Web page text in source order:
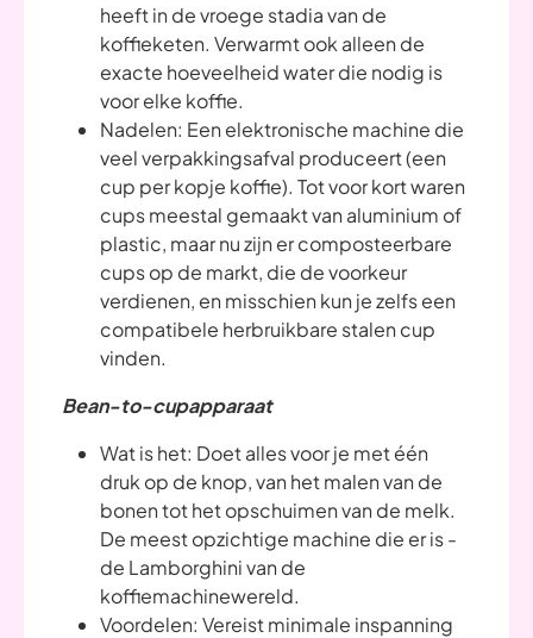
heeft in de vroege stadia van de
koffieketen. Verwarmt ook alleen de
exacte hoeveelheid water die nodig is
voor elke koffie.
Nadelen: Een elektronische machine die
veel verpakkingsafval produceert (een
cup per kopje koffie). Tot voor kort waren
cups meestal gemaakt van aluminium of
plastic, maar nu zijn er composteerbare
cups op de markt, die de voorkeur
verdienen, en misschien kun je zelfs een
compatibele herbruikbare stalen cup
vinden.
Bean-to-cupapparaat
Wat is het: Doet alles voor je met één
druk op de knop, van het malen van de
bonen tot het opschuimen van de melk.
De meest opzichtige machine die er is -
de Lamborghini van de
koffiemachinewereld.
Voordelen: Vereist minimale inspanning